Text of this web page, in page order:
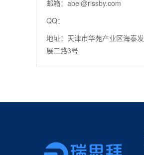
邮箱：abel@rissby.com
QQ：
地址：天津市华苑产业区海泰发
展二路3号